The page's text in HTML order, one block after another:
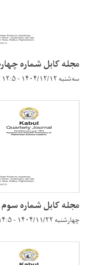
مجله کابل شماره چهارم
سه‌شنبه ۱۴۰۴/۱۲/۱۲ - ۱۲:۵
مجله کابل شماره سوم
چهارشنبه ۱۴۰۴/۱۱/۲۲ - ۱۴:۵